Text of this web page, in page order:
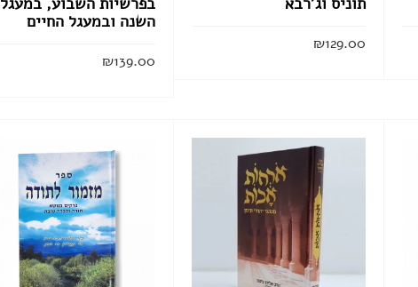
השנה ובמעגל החיים
₪139.00
₪129.00